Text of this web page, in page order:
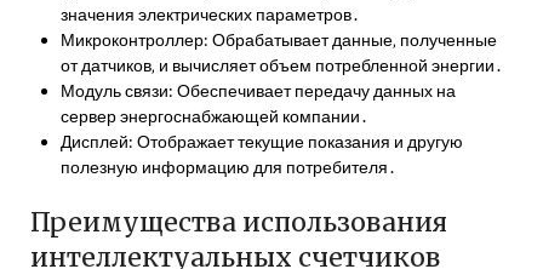
значения электрических параметров․
Микроконтроллер: Обрабатывает данные‚ полученные
от датчиков‚ и вычисляет объем потребленной энергии․
Модуль связи: Обеспечивает передачу данных на
сервер энергоснабжающей компании․
Дисплей: Отображает текущие показания и другую
полезную информацию для потребителя․
Преимущества использования
интеллектуальных счетчиков